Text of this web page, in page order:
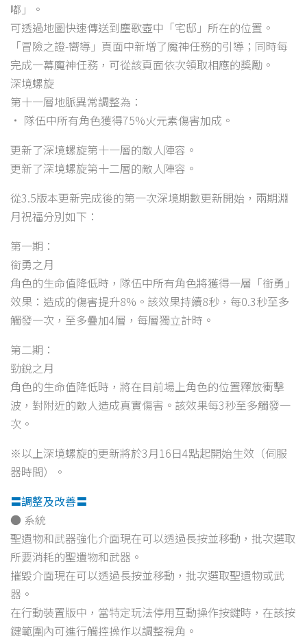
嘟」。
可透過地圖快速傳送到塵歌壺中「宅邸」所在的位置。
「冒險之證-嚮導」頁面中新增了魔神任務的引導；同時每
完成一幕魔神任務，可從該頁面依次領取相應的獎勵。
深境螺旋
第十一層地脈異常調整為：
• 隊伍中所有角色獲得75%火元素傷害加成。
更新了深境螺旋第十一層的敵人陣容。
更新了深境螺旋第十二層的敵人陣容。
從3.5版本更新完成後的第一次深境期數更新開始，兩期淵
月祝福分別如下：
第一期：
銜勇之月
角色的生命值降低時，隊伍中所有角色將獲得一層「銜勇」
效果：造成的傷害提升8%。該效果持續8秒，每0.3秒至多
觸發一次，至多疊加4層，每層獨立計時。
第二期：
勁銳之月
角色的生命值降低時，將在目前場上角色的位置釋放衝擊
波，對附近的敵人造成真實傷害。該效果每3秒至多觸發一
次。
※以上深境螺旋的更新將於3月16日4點起開始生效（伺服
器時間）。
〓調整及改善〓
● 系統
聖遺物和武器強化介面現在可以透過長按並移動，批次選取
所要消耗的聖遺物和武器。
摧毀介面現在可以透過長按並移動，批次選取聖遺物或武
器。
在行動裝置版中，當特定玩法停用互動操作按鍵時，在該按
鍵範圍內可進行觸控操作以調整視角。